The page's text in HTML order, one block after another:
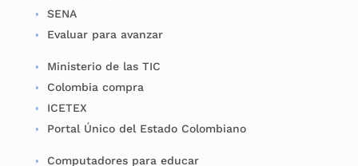
SENA
Evaluar para avanzar
Ministerio de las TIC
Colombia compra
ICETEX
Portal Único del Estado Colombiano
Computadores para educar